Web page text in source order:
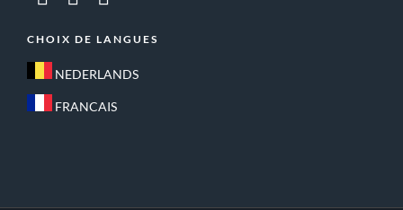
CHOIX DE LANGUES
NEDERLANDS
FRANCAIS